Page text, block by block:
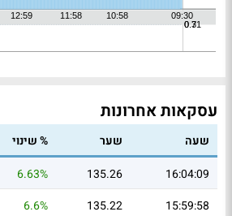
עסקאות אחרונות
שעה שער % שינוי
16:04:09
135.26
6.63%
15:59:58
135.22
6.6%